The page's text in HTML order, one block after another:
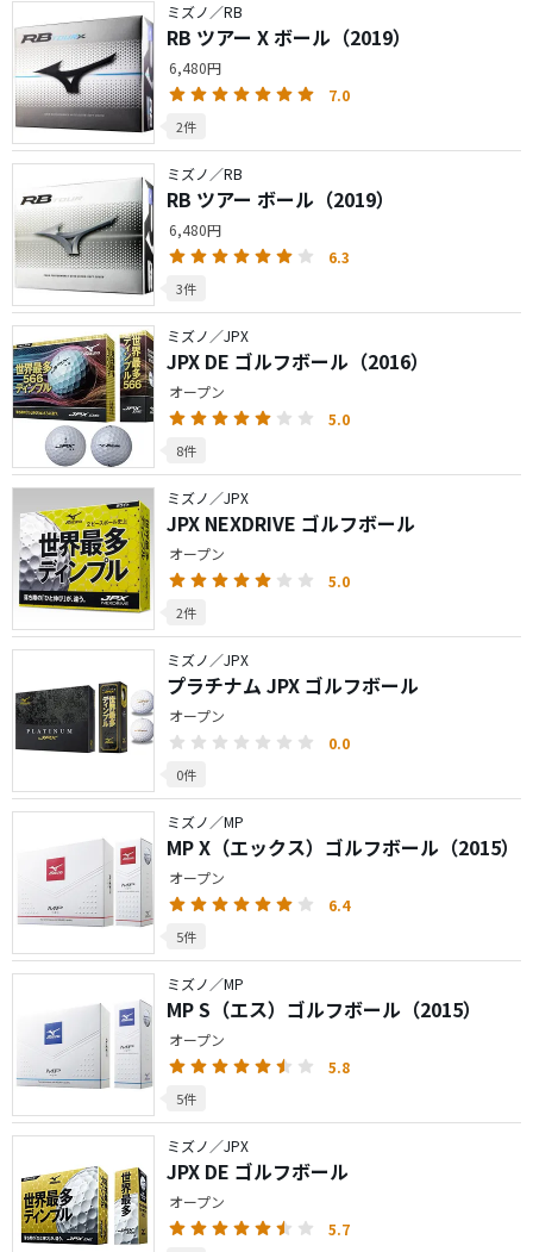
ミズノ／RB
RB ツアー X ボール（2019）
6,480円
7.0
2件
ミズノ／RB
RB ツアー ボール（2019）
6,480円
6.3
3件
ミズノ／JPX
JPX DE ゴルフボール（2016）
オープン
5.0
8件
ミズノ／JPX
JPX NEXDRIVE ゴルフボール
オープン
5.0
2件
ミズノ／JPX
プラチナム JPX ゴルフボール
オープン
0.0
0件
ミズノ／MP
MP X（エックス）ゴルフボール（2015）
オープン
6.4
5件
ミズノ／MP
MP S（エス）ゴルフボール（2015）
オープン
5.8
5件
ミズノ／JPX
JPX DE ゴルフボール
オープン
5.7